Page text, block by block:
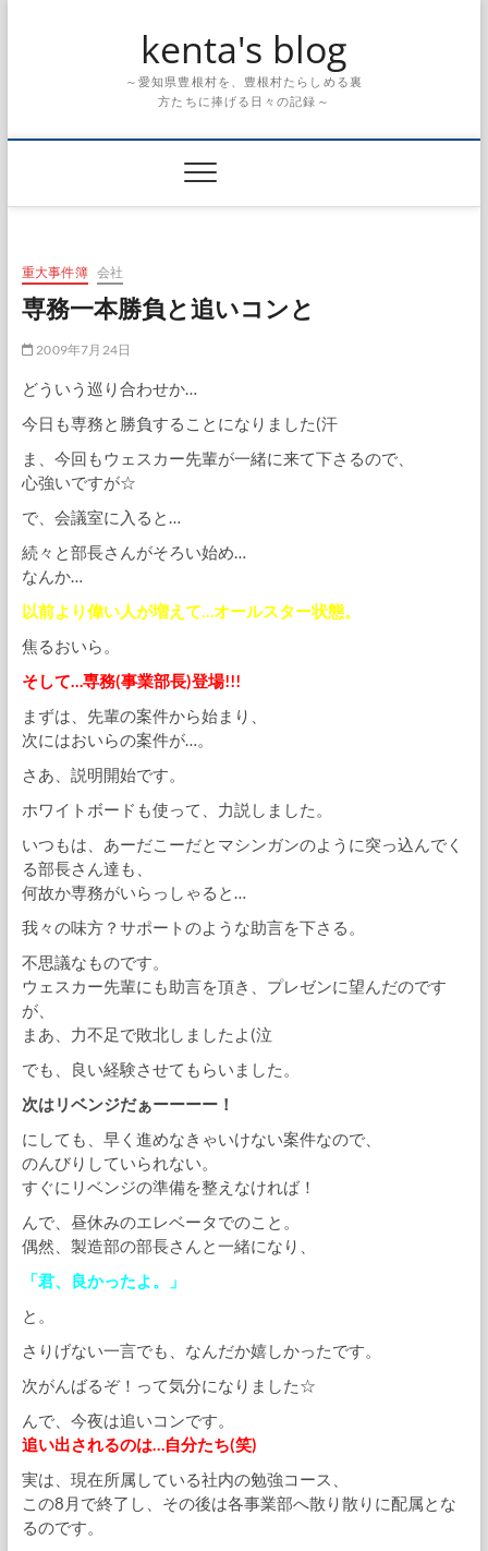
kenta's blog
～愛知県豊根村を、豊根村たらしめる裏
方たちに捧げる日々の記録～
重大事件簿 会社
専務一本勝負と追いコンと
2009年7月24日
どういう巡り合わせか…
今日も専務と勝負することになりました(汗
ま、今回もウェスカー先輩が一緒に来て下さるので、
心強いですが☆
で、会議室に入ると…
続々と部長さんがそろい始め…
なんか…
以前より偉い人が増えて…オールスター状態。
焦るおいら。
そして…専務(事業部長)登場!!!
まずは、先輩の案件から始まり、
次にはおいらの案件が…。
さあ、説明開始です。
ホワイトボードも使って、力説しました。
いつもは、あーだこーだとマシンガンのように突っ込んでく
る部長さん達も、
何故か専務がいらっしゃると…
我々の味方？サポートのような助言を下さる。
不思議なものです。
ウェスカー先輩にも助言を頂き、プレゼンに望んだのです
が、
まあ、力不足で敗北しましたよ(泣
でも、良い経験させてもらいました。
次はリベンジだぁーーーー！
にしても、早く進めなきゃいけない案件なので、
のんびりしていられない。
すぐにリベンジの準備を整えなければ！
んで、昼休みのエレベータでのこと。
偶然、製造部の部長さんと一緒になり、
「君、良かったよ。」
と。
さりげない一言でも、なんだか嬉しかったです。
次がんばるぞ！って気分になりました☆
んで、今夜は追いコンです。
追い出されるのは…自分たち(笑)
実は、現在所属している社内の勉強コース、
この8月で終了し、その後は各事業部へ散り散りに配属とな
るのです。